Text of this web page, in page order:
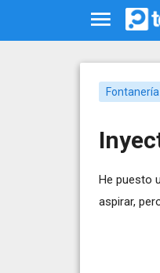
Fontanería
He puesto
aspirar,